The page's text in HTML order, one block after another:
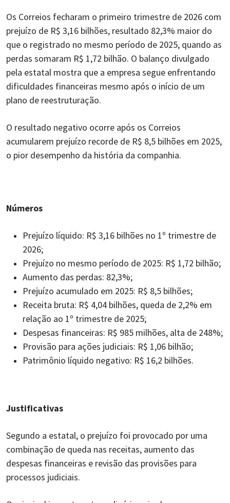
Os Correios fecharam o primeiro trimestre de 2026 com
prejuízo de R$ 3,16 bilhões, resultado 82,3% maior do
que o registrado no mesmo período de 2025, quando as
perdas somaram R$ 1,72 bilhão. O balanço divulgado
pela estatal mostra que a empresa segue enfrentando
dificuldades financeiras mesmo após o início de um
plano de reestruturação.
O resultado negativo ocorre após os Correios
acumularem prejuízo recorde de R$ 8,5 bilhões em 2025,
o pior desempenho da história da companhia.
Números
Prejuízo líquido: R$ 3,16 bilhões no 1º trimestre de
2026;
Prejuízo no mesmo período de 2025: R$ 1,72 bilhão;
Aumento das perdas: 82,3%;
Prejuízo acumulado em 2025: R$ 8,5 bilhões;
Receita bruta: R$ 4,04 bilhões, queda de 2,2% em
relação ao 1º trimestre de 2025;
Despesas financeiras: R$ 985 milhões, alta de 248%;
Provisão para ações judiciais: R$ 1,06 bilhão;
Patrimônio líquido negativo: R$ 16,2 bilhões.
Justificativas
Segundo a estatal, o prejuízo foi provocado por uma
combinação de queda nas receitas, aumento das
despesas financeiras e revisão das provisões para
processos judiciais.